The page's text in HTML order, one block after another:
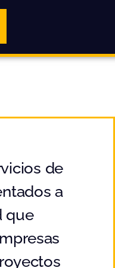
de
a
que